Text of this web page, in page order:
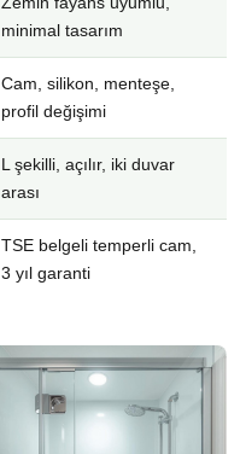
minimal tasarım
Cam, silikon, menteşe,
profil değişimi
L şekilli, açılır, iki duvar
arası
TSE belgeli temperli cam,
3 yıl garanti